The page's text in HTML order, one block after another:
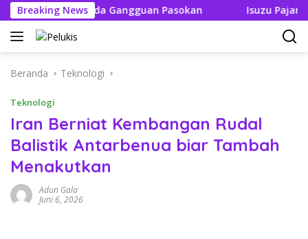
Langsung
ke
konten
Breaking News
Boleh Ada Gangguan Pasokan Isuzu Pajang
Beranda Teknologi
Teknologi
Iran Berniat Kembangan Rudal
Balistik Antarbenua biar Tambah
Menakutkan
Adun Gala
Juni 6, 2026